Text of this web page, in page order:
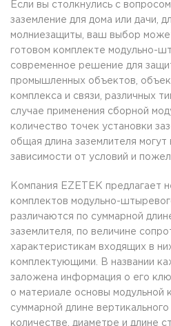
Если вы столкнулись с
заземление для дома или дачи,
молниезащиты, ваш выбор
готовом комплекте модульно-
современное решение для
промышленных объектов,
комплекса и связи, различных
случае применения сборной
количество точек установки
общая длина заземлителя могут
зависимости от условий и
Компания EZETEK предлагает
комплектов модульно-
различаются по суммарной
заземлителя, по величине
характеристикам входящих в
комплектующими. В названии
заложена информация о его
о материале основы модульной
суммарной длине вертикального
количестве, диаметре и длине